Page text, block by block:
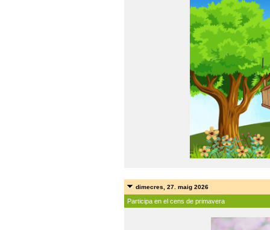
dimecres, 27. maig 2026
Participa en el cens de primavera